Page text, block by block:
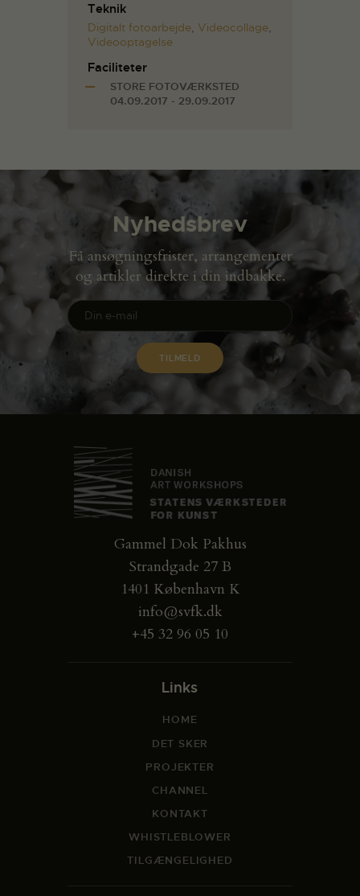
Teknik
Digitalt fotoarbejde, Videocollage,
Videooptagelse
Faciliteter
STORE FOTOVÆRKSTED
04.09.2017 - 29.09.2017
Nyhedsbrev
Få ansøgningsfrister, arrangementer
og artikler direkte i din indbakke.
Gammel Dok Pakhus
Strandgade 27 B
1401 København K
info@svfk.dk
+45 32 96 05 10
Links
HOME
DET SKER
PROJEKTER
CHANNEL
KONTAKT
WHISTLEBLOWER
TILGÆNGELIGHED